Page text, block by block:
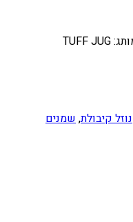
נוזל קיבולת, שמנים